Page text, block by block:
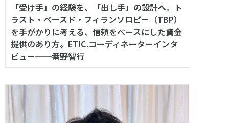
「受け手」の経験を、「出し手」の設計へ。ト
ラスト・ベースド・フィランソロピー（TBP）
を手がかりに考える、信頼をベースにした資金
提供のあり方。ETIC.コーディネーターインタ
ビュー──番野智行